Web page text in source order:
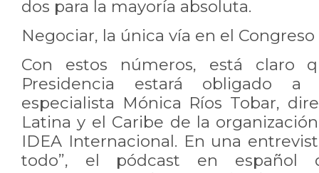
dos para la mayoría absoluta.
Negociar, la única vía en el Congreso
Con estos números, está claro
Presidencia estará obligado
especialista Mónica Ríos Tobar,
Latina y el Caribe de la
IDEA Internacional. En una
todo”, el pódcast en español